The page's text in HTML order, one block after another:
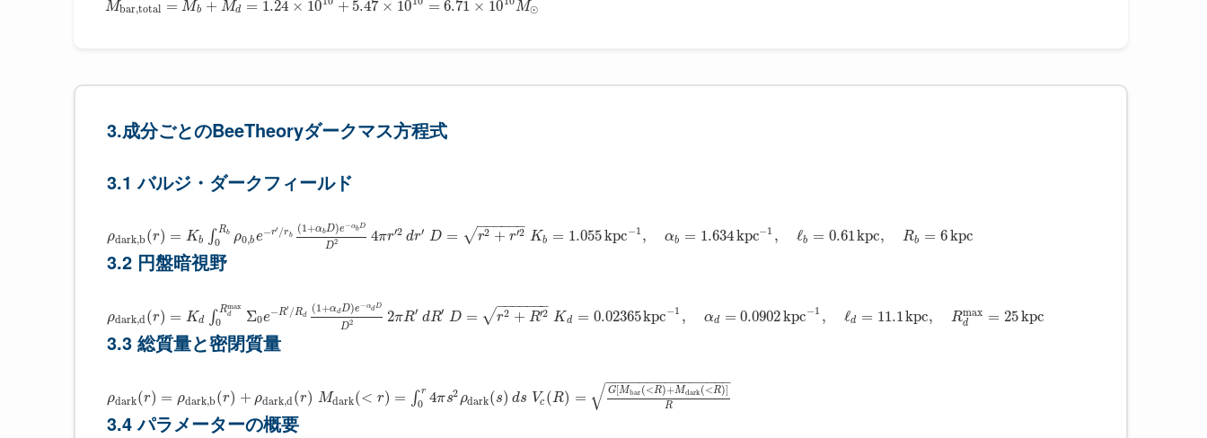
Mbar,total = Mb + Md = 1.24 × 10 + 5.47 × 10 = 6.71 × 10 M⊙
3.成分ごとのBeeTheoryダークマス方程式
3.1 バルジ・ダークフィールド
ρdark,b(r) = Kb ∫ Rb
0 ρ0,be−r′ /rb
(1+αbD)e −αbD
D2 4πr′2 dr′ D = r2 + r′2
− −
−−−−
√ Kb = 1.055kpc−1 , αb = 1.634kpc−1 , ℓb = 0.61kpc, Rb = 6kpc
3.2 円盤暗視野
ρdark,d(r) = Kd ∫ Rmax
d
0 Σ0e−R′ /Rd
(1+αdD)e −αdD
D2 2πR′ dR′ D = r2 + R′2
− −
−−−−−
√ Kd = 0.02365kpc−1 , αd = 0.0902kpc−1 , ℓd = 11.1kpc, Rmax
d = 25kpc
3.3 総質量と密閉質量
ρdark(r) = ρdark,b(r) + ρdark,d (r) Mdark(< r) = ∫ r
0 4πs2 ρdark(s) ds Vc (R) = G[Mbar (<R)+Mdark (<R)]
R
− −
−−−−−−−−−−−−−
√
3.4 パラメーターの概要